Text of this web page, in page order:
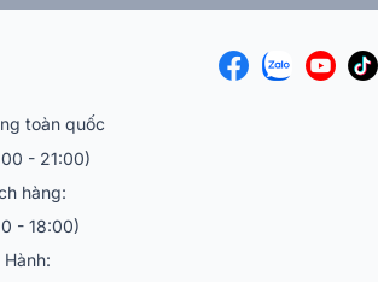
toàn quốc
- 21:00)
hàng:
- 18:00)